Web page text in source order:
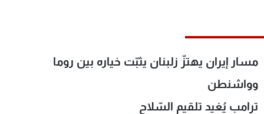
مسار إيران يهتزّ زلبنان يثبّت خياره بين روما
وواشنطن
ترامب يُغيد تلقيم السّلاح
جدول البرامج
شاهد البرامج
الترددات